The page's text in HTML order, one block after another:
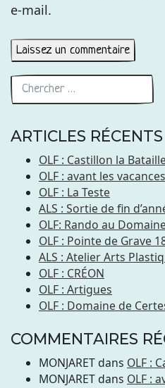
e-mail.
ARTICLES RÉCENTS
OLF : Castillon la Bataille
OLF : avant les
OLF : La Teste
ALS : Sortie de fin
OLF: Rando au
OLF : Pointe de Grave
ALS : Atelier Arts
OLF : CRÉON
OLF : Artigues
OLF : Domaine de
COMMENTAIRES
MONJARETdans OLF :
MONJARETdans OLF :